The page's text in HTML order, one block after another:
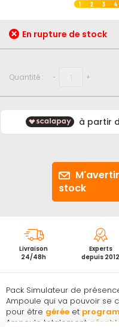
de
la
1 2 3 4
Pack Simulateur de
Ampoule qui va pouvoir se
pour être gérée et
Ampoule totalement
En rupture de stock
Quantité : - +
stock
Livraison
24/48h
Experts
depuis 2012